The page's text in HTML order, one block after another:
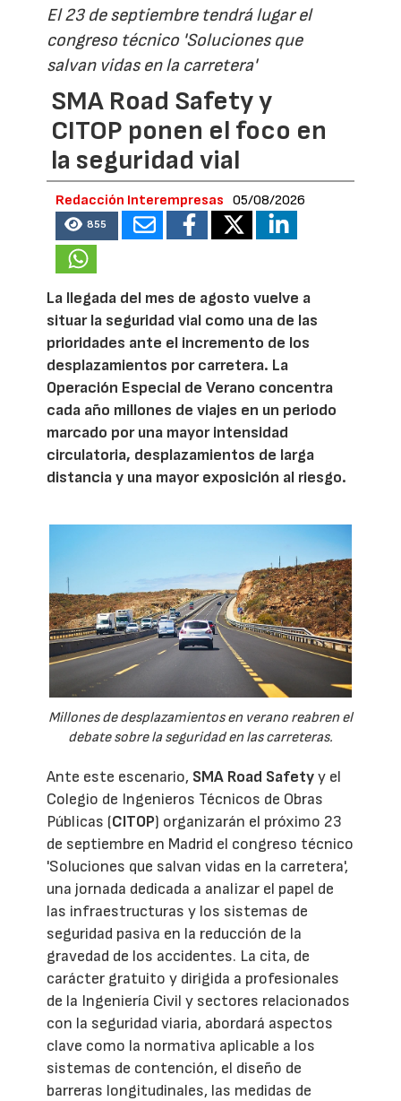
El 23 de septiembre tendrá lugar el
congreso técnico 'Soluciones que
salvan vidas en la carretera'
SMA Road Safety y
CITOP ponen el foco en
la seguridad vial
Redacción Interempresas 05/08/2026
855
La llegada del mes de agosto vuelve a
situar la seguridad vial como una de las
prioridades ante el incremento de los
desplazamientos por carretera. La
Operación Especial de Verano concentra
cada año millones de viajes en un periodo
marcado por una mayor intensidad
circulatoria, desplazamientos de larga
distancia y una mayor exposición al riesgo.
Millones de desplazamientos en verano reabren el
debate sobre la seguridad en las carreteras.
Ante este escenario, SMA Road Safetyy el
Colegio de Ingenieros Técnicos de Obras
Públicas (CITOP) organizarán el próximo 23
de septiembre en Madrid el congreso técnico
'Soluciones que salvan vidas en la carretera',
una jornada dedicada a analizar el papel de
las infraestructuras y los sistemas de
seguridad pasiva en la reducción de la
gravedad de los accidentes. La cita, de
carácter gratuito y dirigida a profesionales
de la Ingeniería Civil y sectores relacionados
con la seguridad viaria, abordará aspectos
clave como la normativa aplicable a los
sistemas de contención, el diseño de
barreras longitudinales, las medidas de